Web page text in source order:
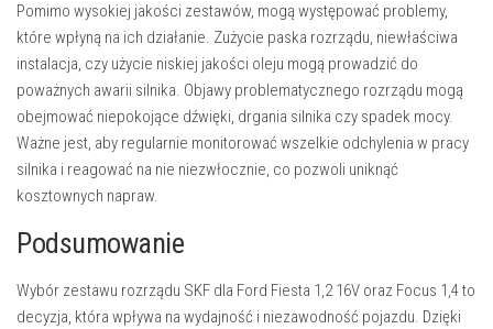
Pomimo wysokiej jakości zestawów, mogą występować problemy,
które wpłyną na ich działanie. Zużycie paska rozrządu, niewłaściwa
instalacja, czy użycie niskiej jakości oleju mogą prowadzić do
poważnych awarii silnika. Objawy problematycznego rozrządu mogą
obejmować niepokojące dźwięki, drgania silnika czy spadek mocy.
Ważne jest, aby regularnie monitorować wszelkie odchylenia w pracy
silnika i reagować na nie niezwłocznie, co pozwoli uniknąć
kosztownych napraw.
Podsumowanie
Wybór zestawu rozrządu SKF dla Ford Fiesta 1,2 16V oraz Focus 1,4 to
decyzja, która wpływa na wydajność i niezawodność pojazdu. Dzięki